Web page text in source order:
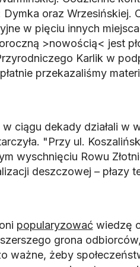
Dymka oraz Wrzesińskiej.
w pięciu innych
>nowością< jest
Karlik w
przekazaliśmy
ciągu dekady działali w
"Przy ul.
wyschnięciu Rowu
deszczowej – płazy
popularyzowaćwiedzę o
grona
ważne, żeby